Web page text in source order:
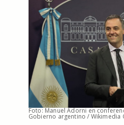
Foto: Manuel Adorni en
Gobierno argentino / Wikimedia